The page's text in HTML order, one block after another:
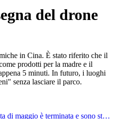
del drone
in Cina. È stato riferito che il
prodotti per la madre e il
5 minuti. In futuro, i luoghi
senza lasciare il parco.
Next:La festa di maggio è terminata e sono stati rilasciati dati da punti panoramici di livello A in varie regioni